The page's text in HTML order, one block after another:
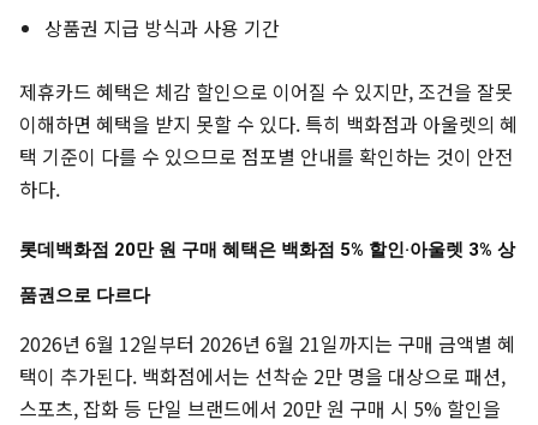
상품권 지급 방식과 사용 기간
제휴카드 혜택은 체감 할인으로 이어질 수 있지만, 조건을 잘못
이해하면 혜택을 받지 못할 수 있다. 특히 백화점과 아울렛의 혜
택 기준이 다를 수 있으므로 점포별 안내를 확인하는 것이 안전
하다.
롯데백화점 20만 원 구매 혜택은 백화점 5% 할인·아울렛 3% 상
품권으로 다르다
2026년 6월 12일부터 2026년 6월 21일까지는 구매 금액별 혜
택이 추가된다. 백화점에서는 선착순 2만 명을 대상으로 패션,
스포츠, 잡화 등 단일 브랜드에서 20만 원 구매 시 5% 할인을